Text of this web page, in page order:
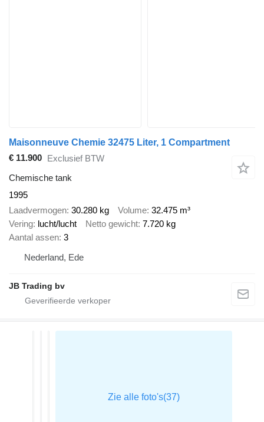
Maisonneuve Chemie 32475 Liter, 1 Compartment
€ 11.900 Exclusief BTW
Chemische tank
1995
Laadvermogen 30.280 kg Volume 32.475 m³
Vering lucht/lucht Netto gewicht 7.720 kg
Aantal assen 3
Nederland, Ede
JB Trading bv